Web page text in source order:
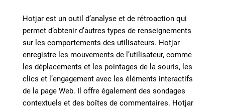
Hotjar est un outil d’analyse et de rétroaction qui
permet d’obtenir d’autres types de renseignements
sur les comportements des utilisateurs. Hotjar
enregistre les mouvements de l’utilisateur, comme
les déplacements et les pointages de la souris, les
clics et l’engagement avec les éléments interactifs
de la page Web. Il offre également des sondages
contextuels et des boîtes de commentaires. Hotjar